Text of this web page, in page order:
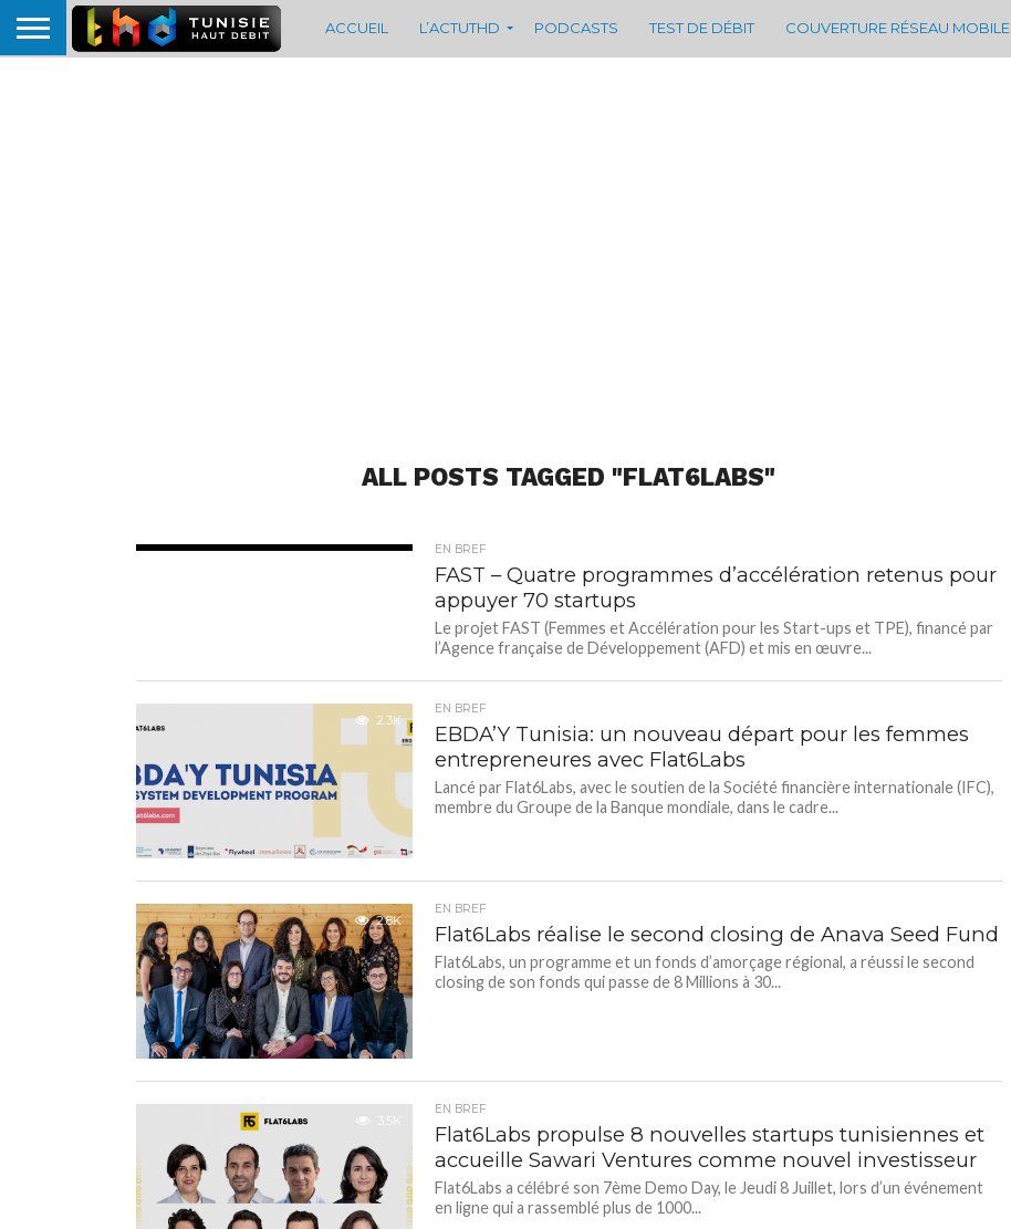
ACCUEIL L’ACTUTHD PODCASTS TEST DE DÉBIT COUVERTURE RÉSEAU MOBILE
ALL POSTS TAGGED "FLAT6LABS"
EN BREF
FAST – Quatre programmes d’accélération retenus pour
appuyer 70 startups
Le projet FAST (Femmes et Accélération pour les Start-ups et TPE), financé par
l’Agence française de Développement (AFD) et mis en œuvre...
2.3K
EN BREF
EBDA’Y Tunisia: un nouveau départ pour les femmes
entrepreneures avec Flat6Labs
Lancé par Flat6Labs, avec le soutien de la Société financière internationale (IFC),
membre du Groupe de la Banque mondiale, dans le cadre...
2.8K
EN BREF
Flat6Labs réalise le second closing de Anava Seed Fund
Flat6Labs, un programme et un fonds d’amorçage régional, a réussi le second
closing de son fonds qui passe de 8 Millions à 30...
3.5K
EN BREF
Flat6Labs propulse 8 nouvelles startups tunisiennes et
accueille Sawari Ventures comme nouvel investisseur
Flat6Labs a célébré son 7ème Demo Day, le Jeudi 8 Juillet, lors d’un événement
en ligne qui a rassemblé plus de 1000...